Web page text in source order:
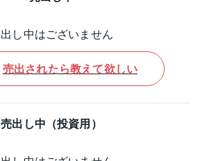
し中はございません
売出されたら教えて欲しい
売出し中（投資用）